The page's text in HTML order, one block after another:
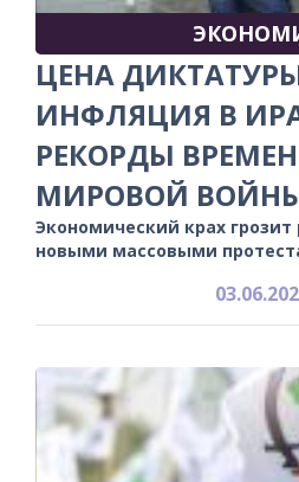
ЦЕНА
ИНФЛЯЦИЯ В
РЕКОРДЫ
МИРОВОЙ
Экономический крах
новыми массовыми